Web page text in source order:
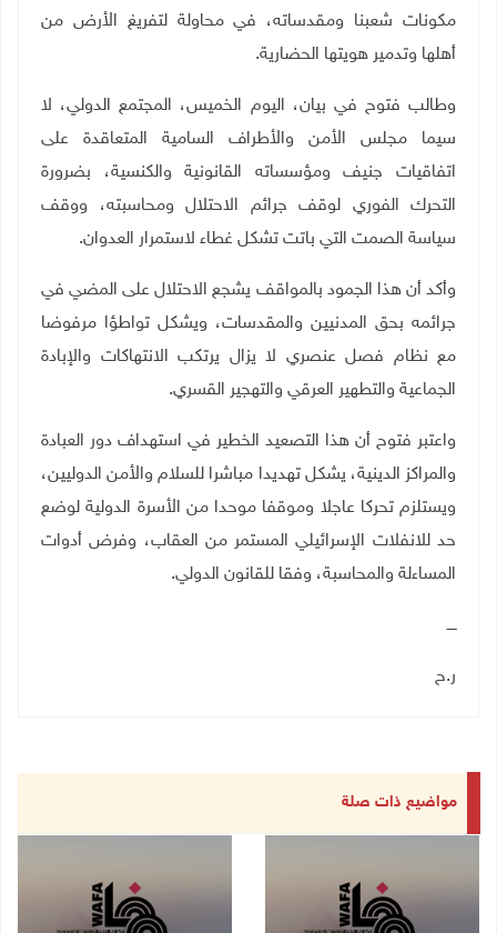
مكونات شعبنا ومقدساته، في محاولة لتفريغ الأرض من
أهلها وتدمير هويتها الحضارية.
وطالب فتوح في بيان، اليوم الخميس، المجتمع الدولي، لا
سيما مجلس الأمن والأطراف السامية المتعاقدة على
اتفاقيات جنيف ومؤسساته القانونية والكنسية، بضرورة
التحرك الفوري لوقف جرائم الاحتلال ومحاسبته، ووقف
سياسة الصمت التي باتت تشكل غطاء لاستمرار العدوان.
وأكد أن هذا الجمود بالمواقف يشجع الاحتلال على المضي في
جرائمه بحق المدنيين والمقدسات، ويشكل تواطؤا مرفوضا
مع نظام فصل عنصري لا يزال يرتكب الانتهاكات والإبادة
الجماعية والتطهير العرقي والتهجير القسري.
واعتبر فتوح أن هذا التصعيد الخطير في استهداف دور العبادة
والمراكز الدينية، يشكل تهديدا مباشرا للسلام والأمن الدوليين،
ويستلزم تحركا عاجلا وموقفا موحدا من الأسرة الدولية لوضع
حد للانفلات الإسرائيلي المستمر من العقاب، وفرض أدوات
المساءلة والمحاسبة، وفقا للقانون الدولي.
ــــ
ر.ح
مواضيع ذات صلة